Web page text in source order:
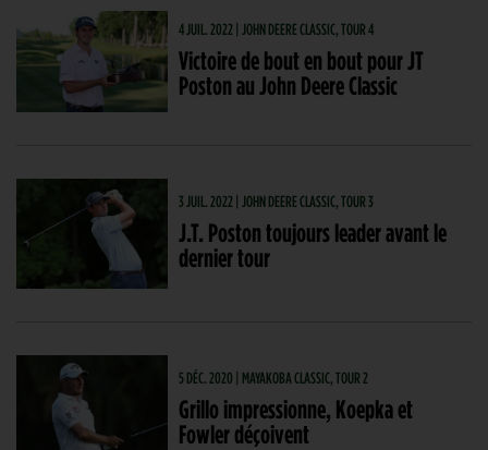
4 JUIL. 2022 | JOHN DEERE CLASSIC, TOUR 4
Victoire de bout en bout pour JT
Poston au John Deere Classic
3 JUIL. 2022 | JOHN DEERE CLASSIC, TOUR 3
J.T. Poston toujours leader avant le
dernier tour
5 DÉC. 2020 | MAYAKOBA CLASSIC, TOUR 2
Grillo impressionne, Koepka et
Fowler déçoivent